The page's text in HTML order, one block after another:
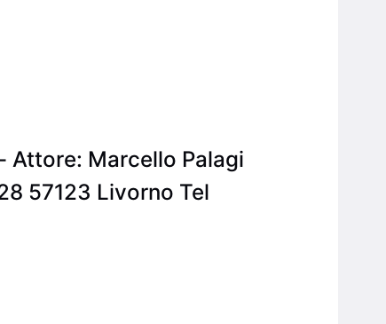
Attore: Marcello Palagi
57123 Livorno Tel